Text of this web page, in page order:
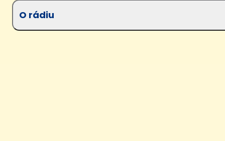
O rádiu